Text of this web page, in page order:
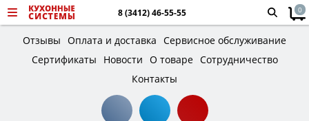
8 (3412) 46-55-55 0
Отзывы Оплата и доставка Сервисное обслуживание
Сертификаты
Новости О товаре Сотрудничество
Контакты